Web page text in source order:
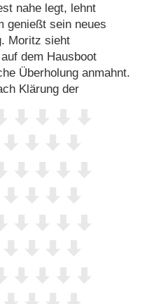
nahe legt, lehnt
genießt sein neues
Moritz sieht
dem Hausboot
Überholung anmahnt.
Klärung der